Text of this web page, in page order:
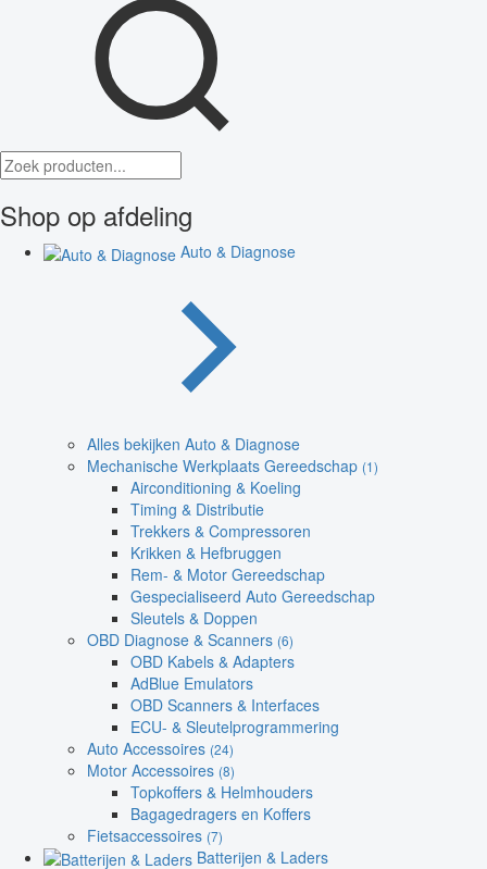
Shop op afdeling
Auto & Diagnose
Alles bekijken Auto & Diagnose
Mechanische Werkplaats Gereedschap (1)
Airconditioning & Koeling
Timing & Distributie
Trekkers & Compressoren
Krikken & Hefbruggen
Rem- & Motor Gereedschap
Gespecialiseerd Auto Gereedschap
Sleutels & Doppen
OBD Diagnose & Scanners (6)
OBD Kabels & Adapters
AdBlue Emulators
OBD Scanners & Interfaces
ECU- & Sleutelprogrammering
Auto Accessoires (24)
Motor Accessoires (8)
Topkoffers & Helmhouders
Bagagedragers en Koffers
Fietsaccessoires (7)
Batterijen & Laders